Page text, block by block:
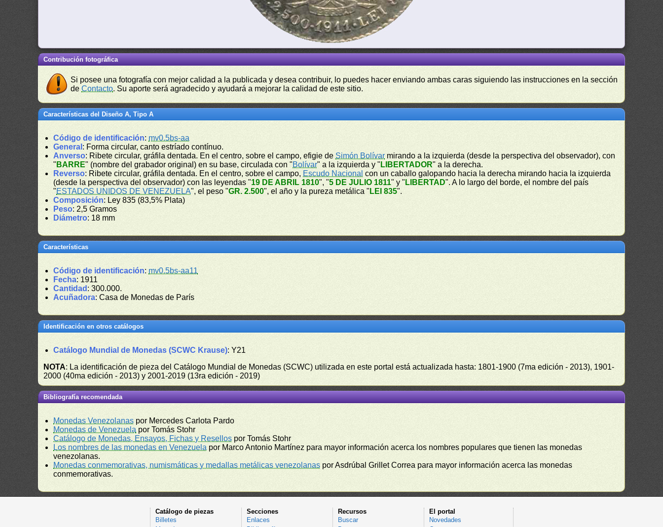
Contribución fotográfica
Si posee una fotografía con mejor calidad a la publicada y desea contribuir, lo puedes hacer enviando ambas caras siguiendo las instrucciones en la sección
deContacto. Su aporte será agradecido y ayudará a mejorar la calidad de este sitio.
Características del Diseño A, Tipo A
Código de identificación: mv0.5bs-aa
General : Forma circular, canto estríado contínuo.
Anverso: Ribete circular, gráfila dentada. En el centro, sobre el campo, efigie de Simón Bolívar mirando a la izquierda (desde la perspectiva del observador), con
" BARRE" (nombre del grabador original) en su base, circulada con "Bolívar" a la izquierda y " LIBERTADOR" a la derecha.
Reverso: Ribete circular, gráfila dentada. En el centro, sobre el campo, Escudo Nacional con un caballo galopando hacia la derecha mirando hacia la izquierda
(desde la perspectiva del observador) con las leyendas "19 DE ABRIL 1810", "5 DE JULIO 1811" y " LIBERTAD". A lo largo del borde, el nombre del país
"ESTADOS UNIDOS DE VENEZUELA", el peso "GR. 2.500", el año y la pureza metálica " LEI 835".
Composición: Ley 835 (83,5% Plata)
Peso: 2,5 Gramos
Diámetro: 18 mm
Características
Código de identificación: mv0.5bs-aa11
Fecha: 1911
Cantidad : 300.000.
Acuñadora: Casa de Monedas de París
Identificación en otros catálogos
Catálogo Mundial de Monedas (SCWC Krause): Y21
NOTA: La identificación de pieza del Catálogo Mundial de Monedas (SCWC) utilizada en este portal está actualizada hasta: 1801-1900 (7ma edición - 2013), 1901-
2000 (40ma edición - 2013) y 2001-2019 (13ra edición - 2019)
Bibliografía recomendada
Monedas Venezolanas por Mercedes Carlota Pardo
Monedas de Venezuela por Tomás Stohr
Catálogo de Monedas, Ensayos, Fichas y Resellos por Tomás Stohr
Los nombres de las monedas en Venezuela por Marco Antonio Martínez para mayor información acerca los nombres populares que tienen las monedas
venezolanas.
Monedas conmemorativas, numismáticas y medallas metálicas venezolanas por Asdrúbal Grillet Correa para mayor información acerca las monedas
conmemorativas.
Catálogo de piezas
Billetes
Secciones
Enlaces
Recursos
Buscar
El portal
Novedades